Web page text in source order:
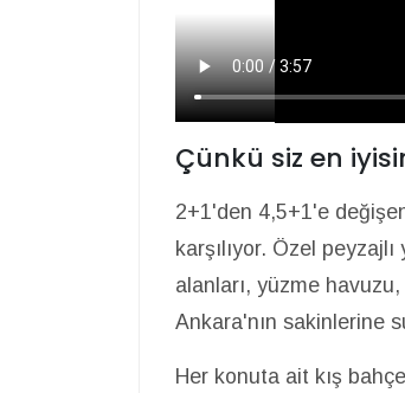
Çünkü siz en
2+1'den 4,5+1'e
karşılıyor. Özel
alanları, yüzme
Ankara'nın sakinlerine
Her konuta ait kış